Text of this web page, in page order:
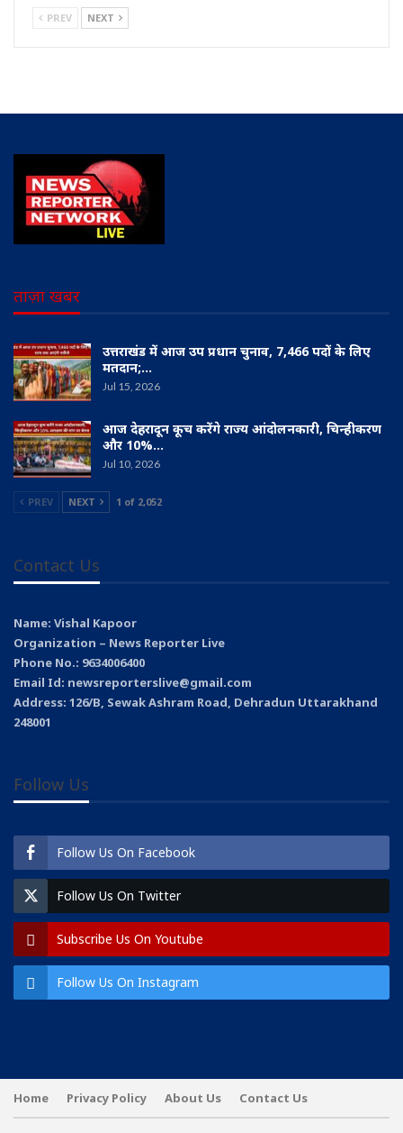
PREV NEXT
ताज़ा खबर
उत्तराखंड में आज उप प्रधान चुनाव, 7,466 पदों के लिए
मतदान;…
Jul 15, 2026
आज देहरादून कूच करेंगे राज्य आंदोलनकारी, चिन्हीकरण
और 10%…
Jul 10, 2026
PREV NEXT 1 of 2,052
Contact Us
Name: Vishal Kapoor
Organization – News Reporter Live
Phone No.: 9634006400
Email Id: newsreporterslive@gmail.com
Address: 126/B, Sewak Ashram Road, Dehradun Uttarakhand
248001
Follow Us
Follow Us On Facebook
Follow Us On Twitter
Subscribe Us On Youtube
Follow Us On Instagram
Home Privacy Policy About Us Contact Us